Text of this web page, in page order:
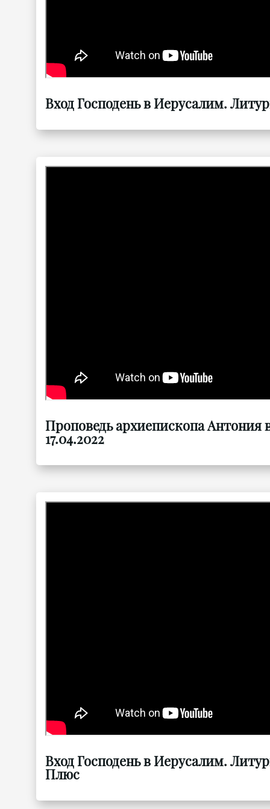
Вход Господень в Иерусалим.
Проповедь архиепископа Антония
17.04.2022
Вход Господень в Иерусалим.
Плюс